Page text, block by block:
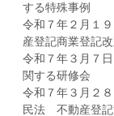
する特殊事例
令和７年２月１
産登記商業登記
令和７年３月７
関する研修会
令和７年３月２
民法 不動産登記